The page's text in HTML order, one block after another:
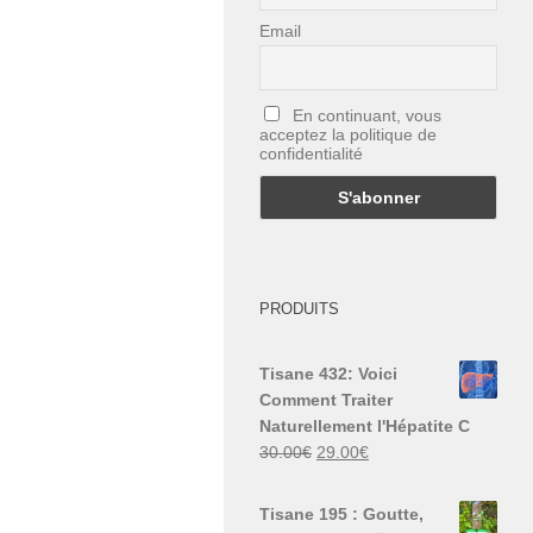
Email
En continuant, vous
acceptez la politique de
confidentialité
PRODUITS
Tisane 432: Voici
Comment Traiter
Naturellement l'Hépatite C
30.00€ Le
29.00€Le
est :
Tisane 195 : Goutte,